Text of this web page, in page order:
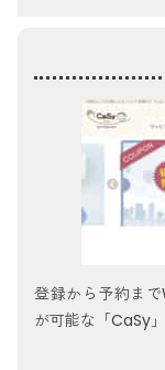
登録から予約ま
が可能な「CaSy」